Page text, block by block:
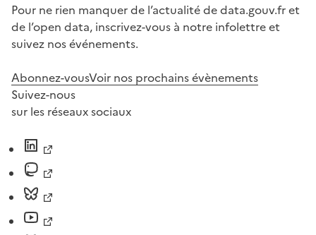
Pour ne rien manquer de l’actualité de data.gouv.fr et
de l’open data, inscrivez-vous à notre infolettre et
suivez nos événements.
Abonnez-vousVoir nos prochains évènements
Suivez-nous
sur les réseaux sociaux